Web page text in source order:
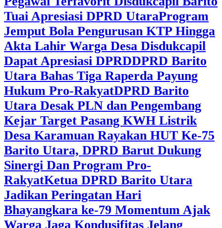
Tuai Apresiasi DPRD UtaraProgram
Jemput Bola Pengurusan KTP Hingga
Akta Lahir Warga Desa Disdukcapil
Dapat Apresiasi DPRDDPRD Barito
Utara Bahas Tiga Raperda Payung
Hukum Pro-RakyatDPRD Barito
Utara Desak PLN dan Pengembang
Kejar Target Pasang KWH Listrik
Desa Karamuan Rayakan HUT Ke-75
Barito Utara, DPRD Barut Dukung
Sinergi Dan Program Pro-
RakyatKetua DPRD Barito Utara
Jadikan Peringatan Hari
Bhayangkara ke-79 Momentum Ajak
Warga Jaga Kondusifitas Jelang